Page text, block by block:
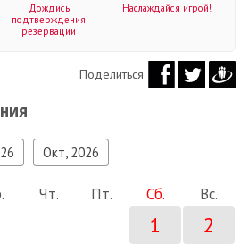
Дождись
подтверждения
резервации
Наслаждайся игрой!
Поделиться
Окт, 2026
Чт. Пт. Сб. Вс.
1
2